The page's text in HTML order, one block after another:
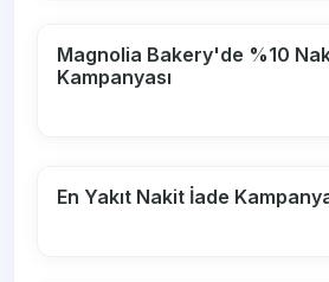
Magnolia Bakery'de %10
Kampanyası
En Yakıt Nakit İade